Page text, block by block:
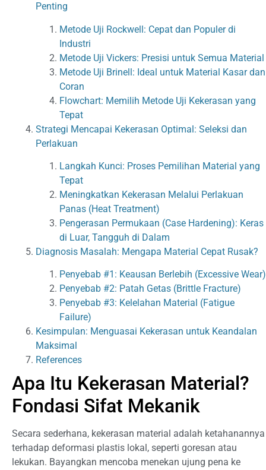
Penting
Metode Uji Rockwell: Cepat dan Populer di
Industri
Metode Uji Vickers: Presisi untuk Semua Material
Metode Uji Brinell: Ideal untuk Material Kasar dan
Coran
Flowchart: Memilih Metode Uji Kekerasan yang
Tepat
Strategi Mencapai Kekerasan Optimal: Seleksi dan
Perlakuan
Langkah Kunci: Proses Pemilihan Material yang
Tepat
Meningkatkan Kekerasan Melalui Perlakuan
Panas (Heat Treatment)
Pengerasan Permukaan (Case Hardening): Keras
di Luar, Tangguh di Dalam
Diagnosis Masalah: Mengapa Material Cepat Rusak?
Penyebab #1: Keausan Berlebih (Excessive Wear)
Penyebab #2: Patah Getas (Brittle Fracture)
Penyebab #3: Kelelahan Material (Fatigue
Failure)
Kesimpulan: Menguasai Kekerasan untuk Keandalan
Maksimal
References
Apa Itu Kekerasan Material?
Fondasi Sifat Mekanik
Secara sederhana, kekerasan material adalah ketahanannya
terhadap deformasi plastis lokal, seperti goresan atau
lekukan. Bayangkan mencoba menekan ujung pena ke